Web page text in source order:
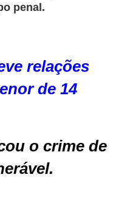
penal.
relações
de 14
o crime de